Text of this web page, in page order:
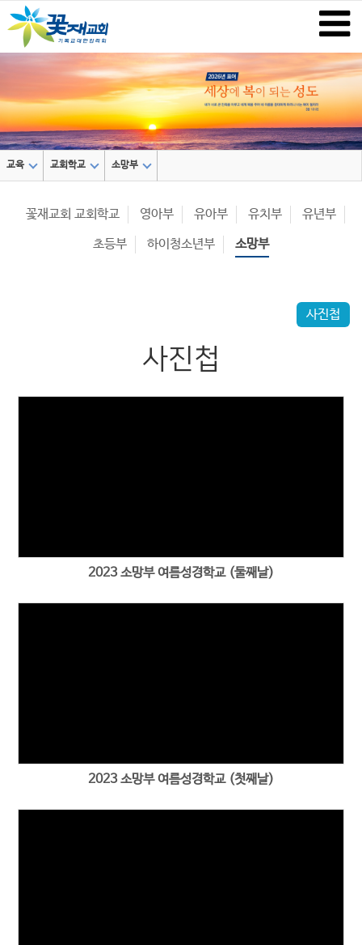
교육 교회학교 소망부
꽃재교회 교회학교 영아부 유아부 유치부
유년부
초등부
하이청소년부 소망부
사진첩
사진첩
2023 소망부 여름성경학교 (둘째날)
2023 소망부 여름성경학교 (첫째날)